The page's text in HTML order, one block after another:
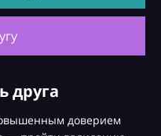
друга
доверием